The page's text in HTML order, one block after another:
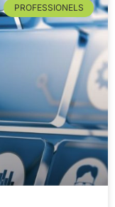
PROFESSIONELS